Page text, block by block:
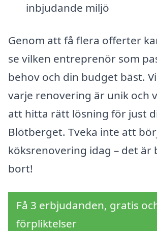
inbjudande miljö
Genom att få flera offerter
se vilken entreprenör som
behov och din budget bäst.
varje renovering är unik och
att hitta rätt lösning för just
Blötberget. Tveka inte att
köksrenovering idag – det är
bort!
Få 3 erbjudanden, gratis
förpliktelser